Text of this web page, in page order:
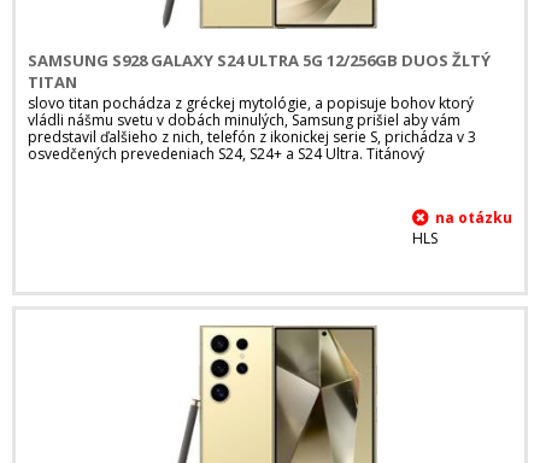
SAMSUNG S928 GALAXY S24 ULTRA 5G 12/256GB DUOS ŽLTÝ
TITAN
slovo titan pochádza z gréckej mytológie, a popisuje bohov ktorý
vládli nášmu svetu v dobách minulých, Samsung prišiel aby vám
predstavil ďalšieho z nich, telefón z ikonickej serie S, prichádza v 3
osvedčených prevedeniach S24, S24+ a S24 Ultra. Titánový
HLS